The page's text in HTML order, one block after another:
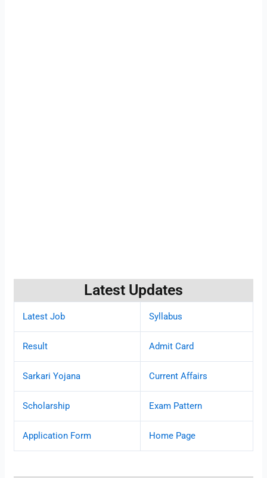
Latest Updates
Latest Job Syllabus
Result Admit Card
Sarkari Yojana Current Affairs
Scholarship Exam Pattern
Application Form Home Page